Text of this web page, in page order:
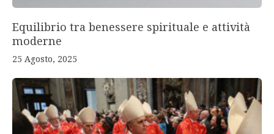
Equilibrio tra benessere spirituale e attività
moderne
25 Agosto, 2025